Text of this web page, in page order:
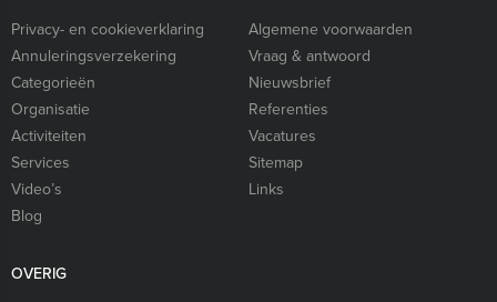
Privacy- en cookieverklaring
Algemene voorwaarden
Annuleringsverzekering
Vraag & antwoord
Categorieën
Nieuwsbrief
Organisatie
Referenties
Activiteiten
Vacatures
Services
Sitemap
Video’s
Links
Blog
OVERIG